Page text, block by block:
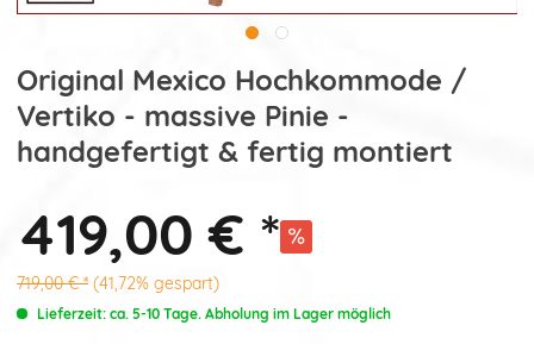
Original Mexico Hochkommode /
Vertiko - massive Pinie -
handgefertigt & fertig montiert
419,00 € *
719,00 € * (41,72% gespart)
Lieferzeit: ca. 5-10 Tage. Abholung im Lager möglich